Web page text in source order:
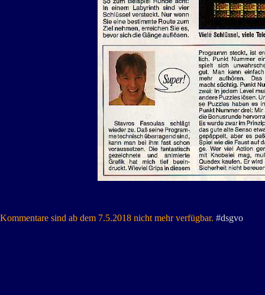
Kommentare sind ab dem 7.5.2018 nicht mehr verfügbar. #dsgvo